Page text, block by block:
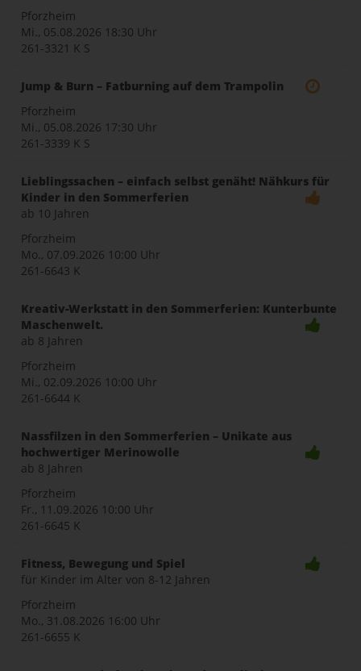
Pforzheim
Mi., 05.08.2026 18:30 Uhr
261-3321 K S
Jump & Burn – Fatburning auf dem Trampolin
Pforzheim
Mi., 05.08.2026 17:30 Uhr
261-3339 K S
Lieblingssachen – einfach selbst genäht! Nähkurs für
Kinder in den Sommerferien
ab 10 Jahren
Pforzheim
Mo., 07.09.2026 10:00 Uhr
261-6643 K
Kreativ-Werkstatt in den Sommerferien: Kunterbunte
Maschenwelt.
ab 8 Jahren
Pforzheim
Mi., 02.09.2026 10:00 Uhr
261-6644 K
Nassfilzen in den Sommerferien – Unikate aus
hochwertiger Merinowolle
ab 8 Jahren
Pforzheim
Fr., 11.09.2026 10:00 Uhr
261-6645 K
Fitness, Bewegung und Spiel
für Kinder im Alter von 8-12 Jahren
Pforzheim
Mo., 31.08.2026 16:00 Uhr
261-6655 K